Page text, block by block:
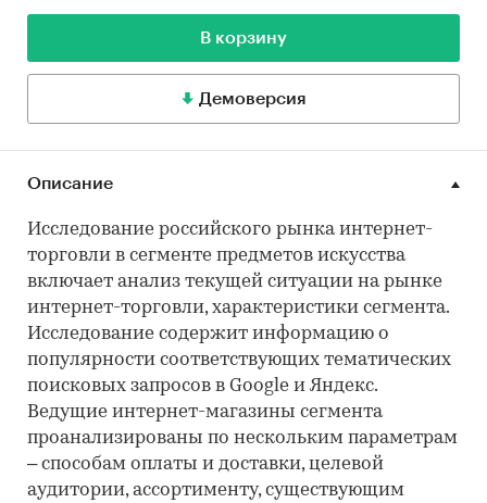
В корзину
Демоверсия
Описание
Исследование российского рынка интернет-
торговли в сегменте предметов искусства
включает анализ текущей ситуации на рынке
интернет-торговли, характеристики сегмента.
Исследование содержит информацию о
популярности соответствующих тематических
поисковых запросов в Google и Яндекс.
Ведущие интернет-магазины сегмента
проанализированы по нескольким параметрам
– способам оплаты и доставки, целевой
аудитории, ассортименту, существующим